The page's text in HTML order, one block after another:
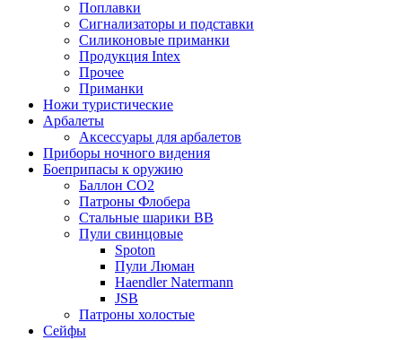
Поплавки
Сигнализаторы и подставки
Силиконовые приманки
Продукция Intex
Прочее
Приманки
Ножи туристические
Арбалеты
Аксессуары для арбалетов
Приборы ночного видения
Боеприпасы к оружию
Баллон CO2
Патроны Флобера
Стальные шарики ВВ
Пули свинцовые
Spoton
Пули Люман
Haendler Natermann
JSB
Патроны холостые
Сейфы